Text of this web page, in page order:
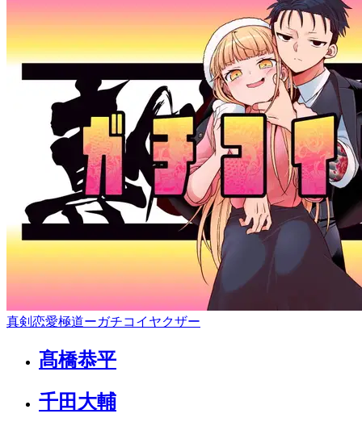
真剣恋愛極道ーガチコイヤクザー
髙橋恭平
千田大輔